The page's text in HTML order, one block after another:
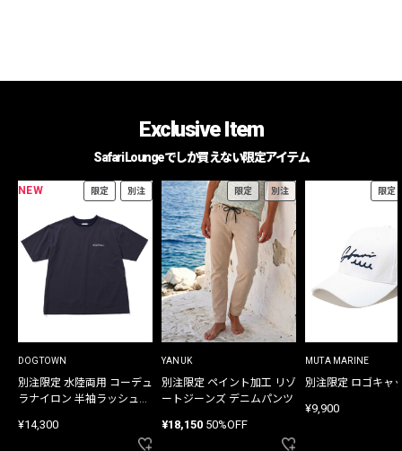
Exclusive Item
Safari Loungeでしか買えない限定アイテム
NEW 限定 別注
DOGTOWN
別注限定 水陸両用 コーデュ
ラナイロン 半袖ラッシュガ
¥14,300
限定 別注
YANUK
別注限定 ペイント加工 リゾ
ートジーンズ デニムパンツ
¥18,150 50%OFF
限定
MUTA MARINE
別注限定 ロゴキャ
¥9,900